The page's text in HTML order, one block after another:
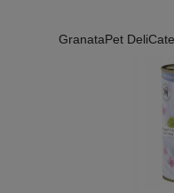
GranataPet